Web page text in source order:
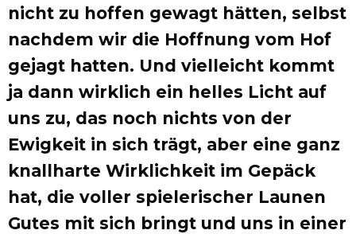
nicht zu hoffen gewagt hätten, selbst
nachdem wir die Hoffnung vom Hof
gejagt hatten. Und vielleicht kommt
ja dann wirklich ein helles Licht auf
uns zu, das noch nichts von der
Ewigkeit in sich trägt, aber eine ganz
knallharte Wirklichkeit im Gepäck
hat, die voller spielerischer Launen
Gutes mit sich bringt und uns in einer